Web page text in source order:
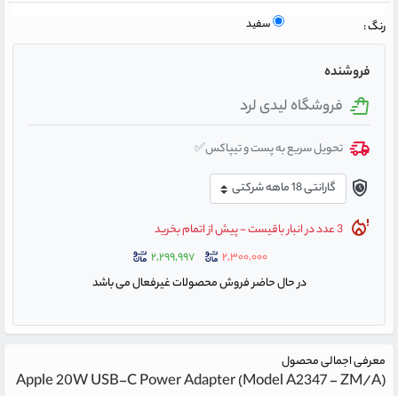
رنگ : سفید
فروشنده
فروشگاه لیدی لرد
تحویل سریع به پست و تیپاکس✅
3 عدد در انبار باقیست - پیش از اتمام بخرید
۲,۳۰۰,۰۰۰
۲,۲۹۹,۹۹۷
در حال حاضر فروش محصولات غیرفعال می باشد
معرفی اجمالی محصول
Apple 20W USB-C Power Adapter (Model A2347 - ZM/A)